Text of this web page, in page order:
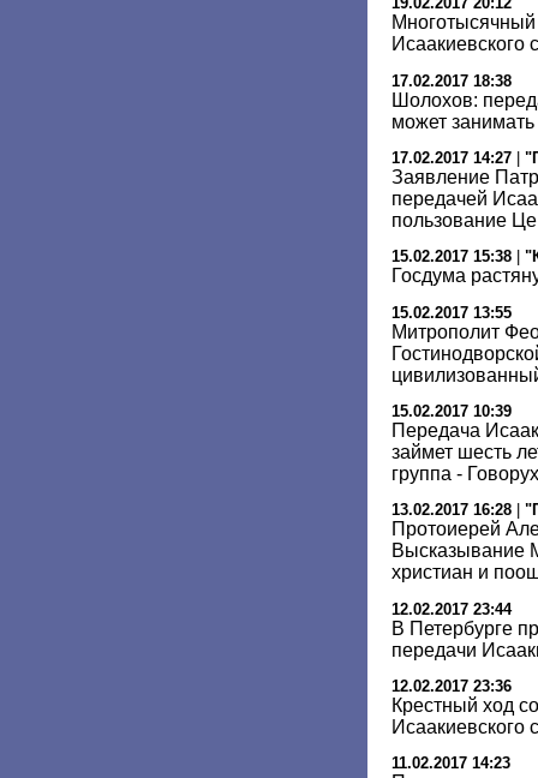
Многотысячный
Исаакиевского
17.02.2017 18:38
Шолохов:
может
17.02.2017 14:27
Заявление
передачей
пользование
15.02.2017 15:38
Госдума
15.02.2017 13:55
Митрополит
15.02.2017 10:39
Передача
займет шесть
группа -
13.02.2017 16:28
Протоиерей
Высказывание
христиан и
12.02.2017 23:44
В Петербурге
передачи
12.02.2017 23:36
Крестный ход
Исаакиевского
11.02.2017 14:23